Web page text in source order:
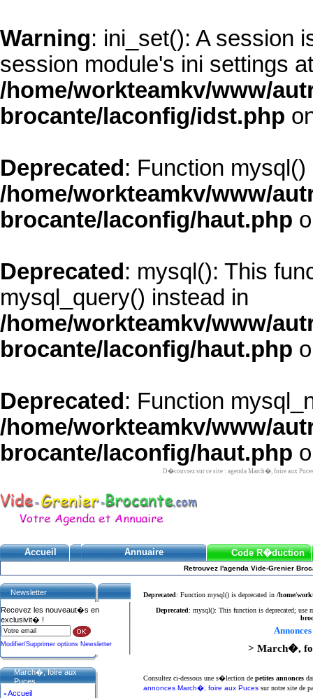
Warning: ini_set(): A session
session module's ini settings
/home/workteamkv/www/
brocante/laconfig/idst.php
Deprecated : Function
/home/workteamkv/www/
brocante/laconfig/haut.php
Deprecated : mysql(): This
mysql_query() instead in
/home/workteamkv/www/
brocante/laconfig/haut.php
Deprecated : Function
/home/workteamkv/www/
brocante/laconfig/haut.php
D�couvrez sur ce site : agenda March�, foire aux
Accueil Annuaire Code R�duction
Retrouvez l'agenda Vide-Grenier
Deprecated: Function mysql() is deprecated in /home/
Deprecated: mysql(): This function is deprecated; use
> March�,
Consultez ci-dessous une s�lection de petites annonces
annonces March�, foire aux Puces sur notre site de
Newsletter
Recevez les nouveaut�s en
exclusivit� !
Modifier/Supprimer options Newsletter
March�, foire aux
Puces
Accueil